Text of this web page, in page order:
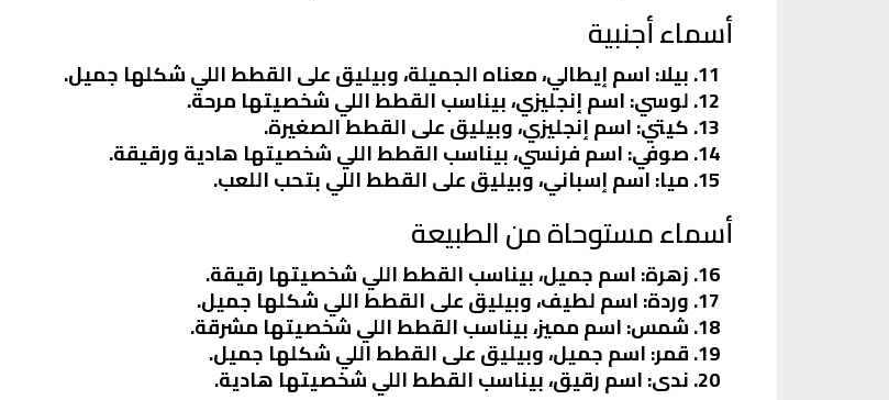
أسماء أجنبية
بيلا: اسم إيطالي، معناه الجميلة، وبيليق على القطط اللي شكلها جميل.
لوسي: اسم إنجليزي، بيناسب القطط اللي شخصيتها مرحة.
كيتي: اسم إنجليزي، وبيليق على القطط الصغيرة.
صوفي: اسم فرنسي، بيناسب القطط اللي شخصيتها هادية ورقيقة.
ميا: اسم إسباني، وبيليق على القطط اللي بتحب اللعب.
أسماء مستوحاة من الطبيعة
زهرة: اسم جميل، بيناسب القطط اللي شخصيتها رقيقة.
وردة: اسم لطيف، وبيليق على القطط اللي شكلها جميل.
شمس: اسم مميز، بيناسب القطط اللي شخصيتها مشرقة.
قمر: اسم جميل، وبيليق على القطط اللي شكلها جميل.
ندى: اسم رقيق، بيناسب القطط اللي شخصيتها هادية.